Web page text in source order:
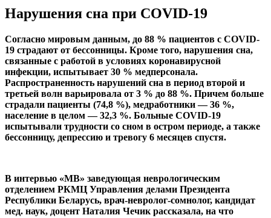
Нарушения сна при COVID-19
Согласно мировым данным, до 88 % пациентов с COVID-
19 страдают от бессонницы. Кроме того, нарушения сна,
связанные с работой в условиях коронавирусной
инфекции, испытывает 30 % медперсонала.
Распространенность нарушений сна в период второй и
третьей волн варьировала от 3 % до 88 %. Причем больше
страдали пациенты (74,8 %), медработники — 36 %,
население в целом — 32,3 %. Больные COVID-19
испытывали трудности со сном в остром периоде, а также
бессонницу, депрессию и тревогу 6 месяцев спустя.
В интервью «МВ» заведующая неврологическим
отделением РКМЦ Управления делами Президента
Республики Беларусь, врач-невролог-сомнолог, кандидат
мед. наук, доцент Наталия Чечик рассказала, на что